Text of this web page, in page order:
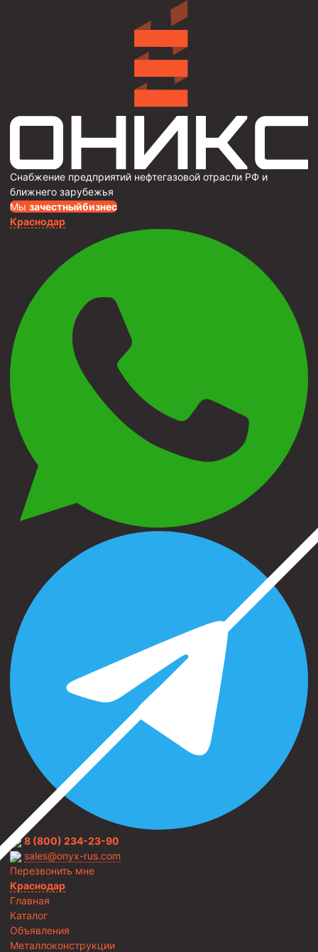
Снабжение предприятий нефтегазовой отрасли РФ и
ближнего зарубежья
Мы зачестныйбизнес
Краснодар
8 (800) 234-23-90
sales@onyx-rus.com
Перезвонить мне
Краснодар
Главная
Каталог
Объявления
Металлоконструкции